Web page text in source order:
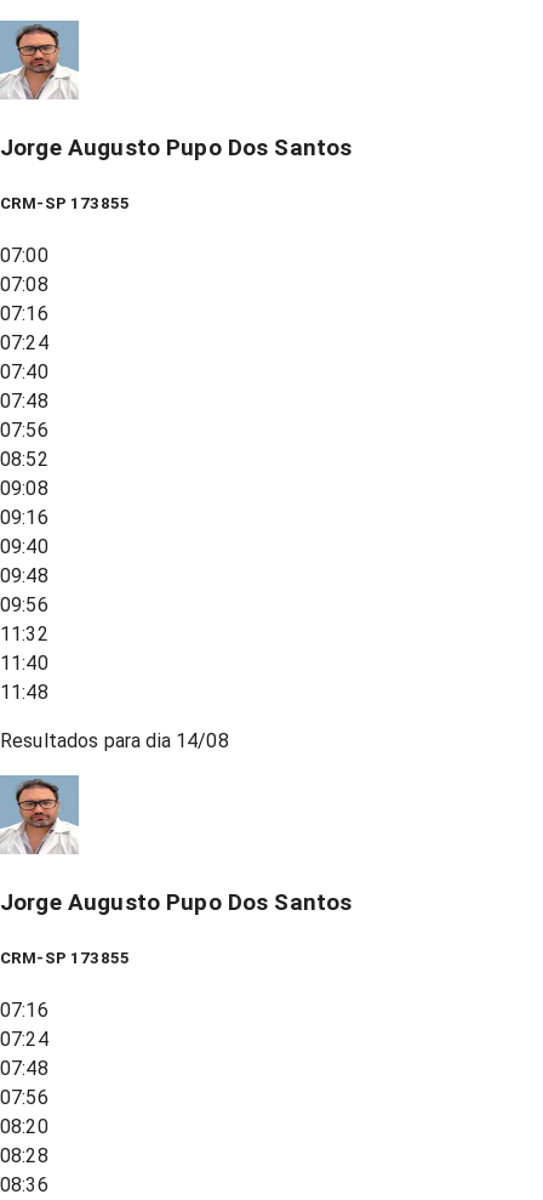
Jorge Augusto Pupo Dos Santos
CRM-SP 173855
07:00
07:08
07:16
07:24
07:40
07:48
07:56
08:52
09:08
09:16
09:40
09:48
09:56
11:32
11:40
11:48
Resultados para dia 14/08
Jorge Augusto Pupo Dos Santos
CRM-SP 173855
07:16
07:24
07:48
07:56
08:20
08:28
08:36